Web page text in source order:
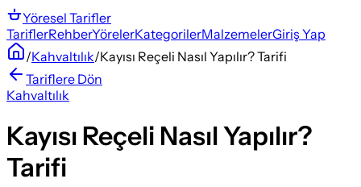
Yöresel Tarifler
TariflerRehberYörelerKategorilerMalzemelerGiriş Yap
/Kahvaltılık/Kayısı Reçeli Nasıl Yapılır? Tarifi
Tariflere Dön
Kahvaltılık
Kayısı Reçeli Nasıl Yapılır?
Tarifi